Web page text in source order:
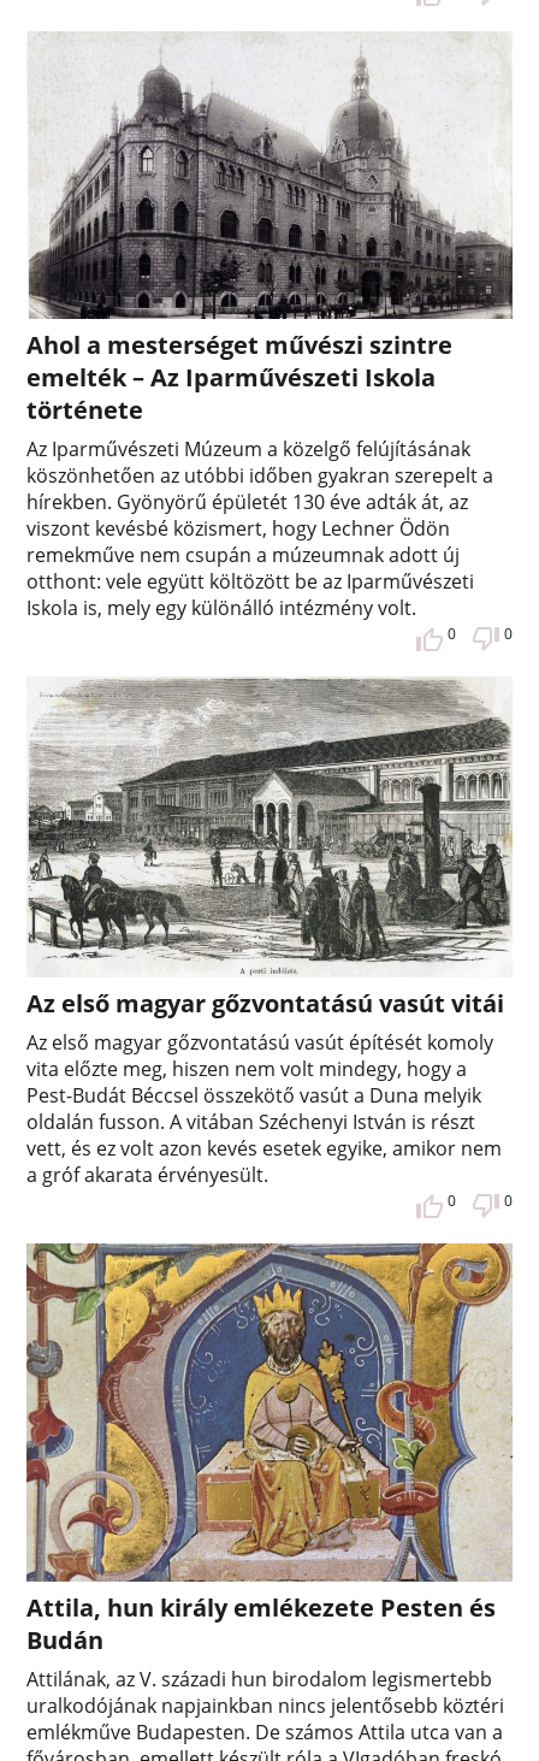
Ahol a mesterséget művészi szintre
emelték – Az Iparművészeti Iskola
története
Az Iparművészeti Múzeum a közelgő felújításának
köszönhetően az utóbbi időben gyakran szerepelt a
hírekben. Gyönyörű épületét 130 éve adták át, az
viszont kevésbé közismert, hogy Lechner Ödön
remekműve nem csupán a múzeumnak adott új
otthont: vele együtt költözött be az Iparművészeti
Iskola is, mely egy különálló intézmény volt.
0 0
Az első magyar gőzvontatású vasút vitái
Az első magyar gőzvontatású vasút építését komoly
vita előzte meg, hiszen nem volt mindegy, hogy a
Pest-Budát Béccsel összekötő vasút a Duna melyik
oldalán fusson. A vitában Széchenyi István is részt
vett, és ez volt azon kevés esetek egyike, amikor nem
a gróf akarata érvényesült.
0 0
Attila, hun király emlékezete Pesten és
Budán
Attilának, az V. századi hun birodalom legismertebb
uralkodójának napjainkban nincs jelentősebb köztéri
emlékműve Budapesten. De számos Attila utca van a